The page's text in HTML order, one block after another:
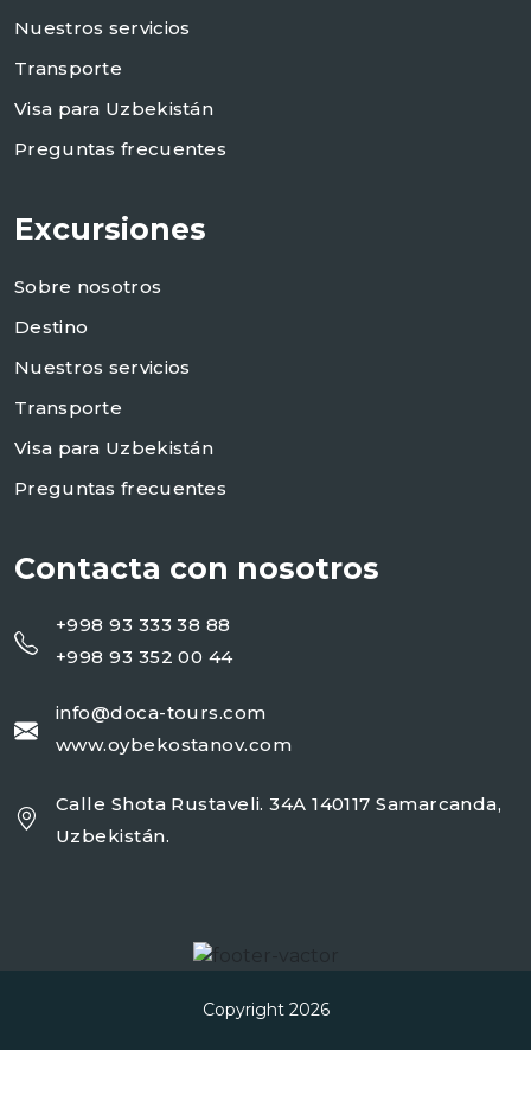
Nuestros servicios
Transporte
Visa para Uzbekistán
Preguntas frecuentes
Excursiones
Sobre nosotros
Destino
Nuestros servicios
Transporte
Visa para Uzbekistán
Preguntas frecuentes
Contacta con nosotros
+998 93 333 38 88
+998 93 352 00 44
info@doca-tours.com
www.oybekostanov.com
Calle Shota Rustaveli. 34A 140117 Samarcanda,
Uzbekistán.
Copyright 2026